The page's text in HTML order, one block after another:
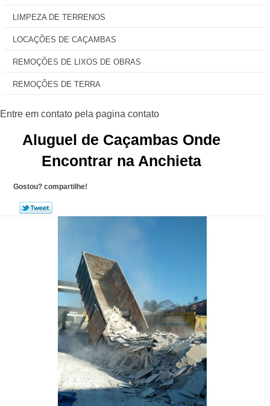
LIMPEZA DE TERRENOS
LOCAÇÕES DE CAÇAMBAS
REMOÇÕES DE LIXOS DE OBRAS
REMOÇÕES DE TERRA
Aluguel de Caçambas Onde
Encontrar na Anchieta
Gostou? compartilhe!